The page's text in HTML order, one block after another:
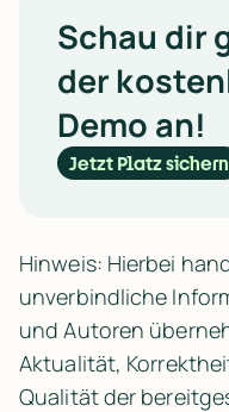
Schau dir
der
Demo an!
Jetzt Platz sichern
Hinweis: Hierbei
unverbindliche
und Autoren
Aktualität,
Qualität der